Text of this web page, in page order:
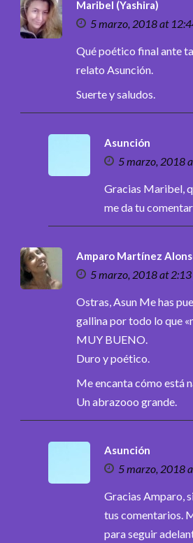
Maribel (Yashira)
5 marzo, 2018 at
Qué poético final ante
relato Asunción.
Suerte y saludos.
Asunción
5 marzo, 2018
Gracias Maribel,
me da tu
Amparo Martínez
5 marzo, 2018 at 2:13
Ostras, Asun Me has
gallina por todo lo que
MUY BUENO.
Duro y poético.
Me encanta cómo está
Un abrazooo grande.
Asunción
5 marzo, 2018
Gracias Amparo,
tus comentarios.
para seguir